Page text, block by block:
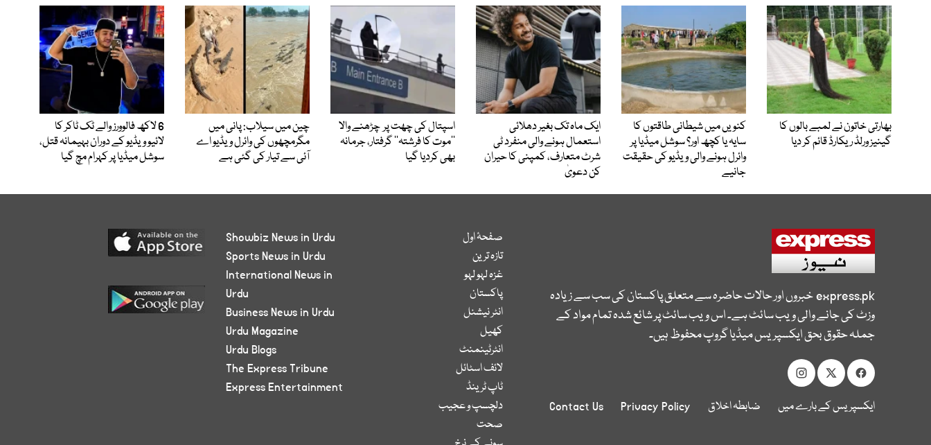
بھارتی خاتون نے لمبے بالوں کا
گینیز ورلڈ ریکارڈ قائم کر دیا
کنویں میں شیطانی طاقتوں کا
سایہ یا کچھ اور؟ سوشل میڈیا پر
وائرل ہونے والی ویڈیو کی حقیقت
جانیے
ایک ماہ تک بغیر دھلائی
استعمال ہونے والی منفرد ٹی
شرٹ متعارف، کمپنی کا حیران
کن دعویٰ
اسپتال کی چھت پر چڑھنے والا
’’موت کا فرشتہ‘‘ گرفتار، جرمانہ
بھی کردیا گیا
چین میں سیلاب: پانی میں
مگرمچھوں کی وائرل ویڈیو اے
آئی سے تیار کی گئی ہے
6 لاکھ فالوورز والے ٹک ٹاکر کا
لائیو ویڈیو کے دوران بہیمانہ قتل،
سوشل میڈیا پر کہرام مچ گیا
express.pkخبروں اور حالات حاضرہ سے متعلق پاکستان کی سب سے زیادہ
وزٹ کی جانے والی ویب سائٹ ہے۔ اس ویب سائٹ پر شائع شدہ تمام مواد کے
جملہ حقوق بحق ایکسپریس میڈیا گروپ محفوظ ہیں۔
ایکسپریس کے بارے میں ضابطہ اخلاق Privacy Policy
Contact Us
صفحۂ اول
تازہ ترین
غزہ لہو لہو
پاکستان
انٹر نیشنل
کھیل
انٹرٹینمنٹ
لائف اسٹائل
ٹاپ ٹرینڈ
دلچسپ و عجیب
صحت
Showbiz News in Urdu
Sports News in Urdu
International News in
Urdu
Business News in Urdu
Urdu Magazine
Urdu Blogs
The Express Tribune
Express Entertainment